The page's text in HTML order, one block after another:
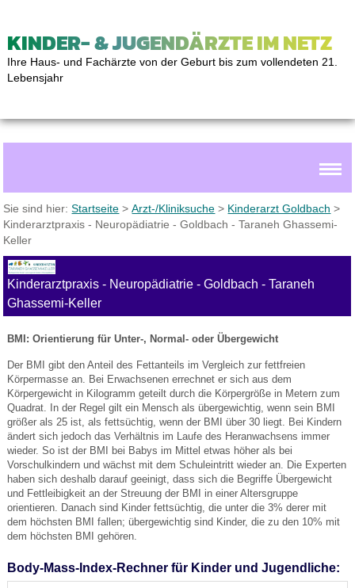
KINDER- & JUGENDÄRZTE IM NETZ
Ihre Haus- und Fachärzte von der Geburt bis zum vollendeten 21.
Lebensjahr
Sie sind hier:Startseite >Arzt-/Kliniksuche > Kinderarzt Goldbach >
Kinderarztpraxis - Neuropädiatrie - Goldbach - Taraneh Ghassemi-
Keller
Kinderarztpraxis - Neuropädiatrie - Goldbach - Taraneh
Ghassemi-Keller
BMI: Orientierung für Unter-, Normal- oder Übergewicht
Der BMI gibt den Anteil des Fettanteils im Vergleich zur fettfreien
Körpermasse an. Bei Erwachsenen errechnet er sich aus dem
Körpergewicht in Kilogramm geteilt durch die Körpergröße in Metern zum
Quadrat. In der Regel gilt ein Mensch als übergewichtig, wenn sein BMI
größer als 25 ist, als fettsüchtig, wenn der BMI über 30 liegt. Bei Kindern
ändert sich jedoch das Verhältnis im Laufe des Heranwachsens immer
wieder. So ist der BMI bei Babys im Mittel etwas höher als bei
Vorschulkindern und wächst mit dem Schuleintritt wieder an. Die Experten
haben sich deshalb darauf geeinigt, dass sich die Begriffe Übergewicht
und Fettleibigkeit an der Streuung der BMI in einer Altersgruppe
orientieren. Danach sind Kinder fettsüchtig, die unter die 3% derer mit
dem höchsten BMI fallen; übergewichtig sind Kinder, die zu den 10% mit
dem höchsten BMI gehören.
Body-Mass-Index-Rechner für Kinder und Jugendliche: